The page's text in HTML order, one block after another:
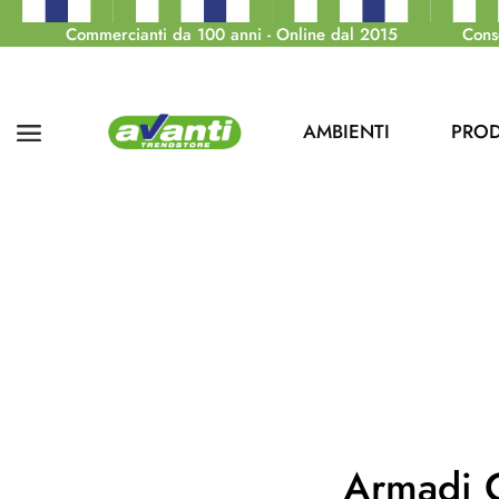
Commercianti da 100 anni - Online dal 2015
AMBIENTI